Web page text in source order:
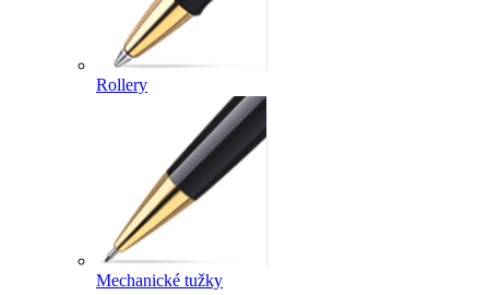
Rollery
Mechanické tužky